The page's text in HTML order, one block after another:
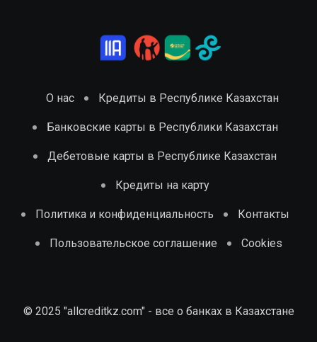
О нас Кредиты в Республике Казахстан
Банковские карты в Республики Казахстан
Дебетовые карты в Республике Казахстан
Кредиты на карту
Политика и конфиденциальность Контакты
Пользовательское соглашение Cookies
© 2025 "allcreditkz.com" - все о банках в Казахстане